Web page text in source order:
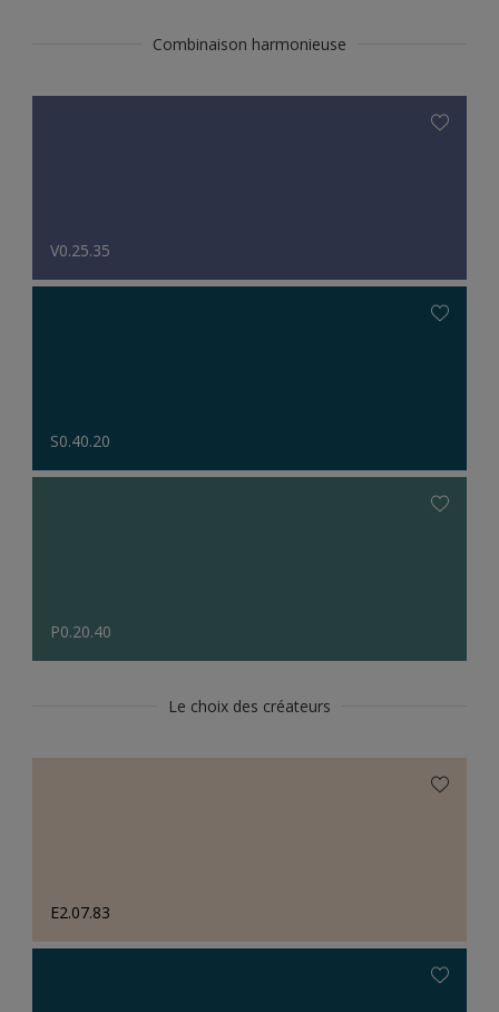
Combinaison harmonieuse
V0.25.35
S0.40.20
P0.20.40
Le choix des créateurs
E2.07.83